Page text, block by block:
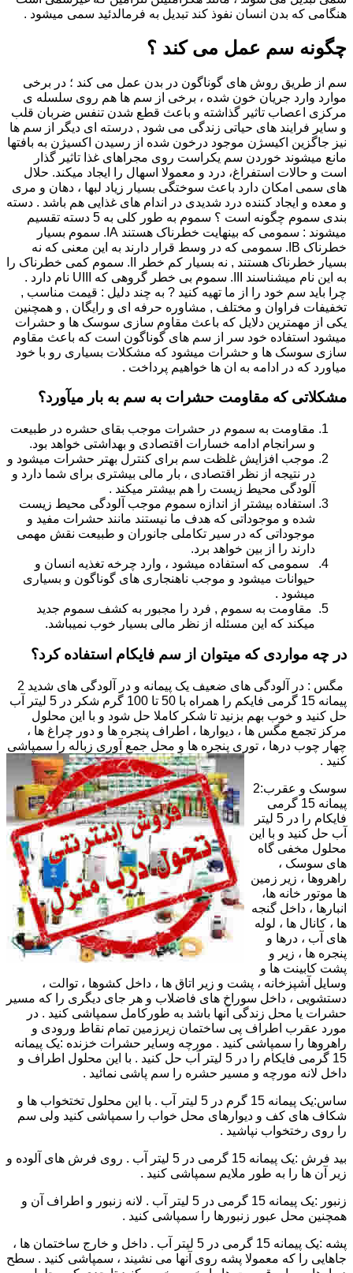
هنگامی که بدن انسان نفوذ کند تبدیل به فرمالدئید سمی میشود .
چگونه سم عمل می کند ؟
سم از طریق روش های گوناگون در بدن عمل می کند ؛ در برخی
موارد وارد جریان خون شده ، برخی از سم ها هم روی سلسله ی
مرکزی اعصاب تاثیر گذاشته و باعث قطع شدن تنفس ضربان قلب
و سایر فرایند های حیاتی زندگی می شود , درسته ای دیگر از سم ها
نیز جاگزین اکیسژن موجود درخون شده از رسیدن اکسیژن به بافتها
مانع میشوند خوردن سم یکراست روی مجراهای غذا تاثیر گذار
است و حالات استفراغ، درد و معمولا اسهال را ایجاد میکند. حلال
های سمی امکان دارد باعث سوختگی بسیار زیاد لبها ، دهان و مری
و معده و ایجاد کننده درد شدیدی در اندام های غذایی هم باشد . دسته
بندی سموم چگونه است ؟ سموم به طور کلی به 5 دسته تقسیم
میشوند : سمومی که بینهایت خطرناک هستند IA. سموم بسیار
خطرناک IB. سمومی که در وسط قرار دارند به این معنی که نه
بسیار خطرناک هستند , نه بسیار کم خطر II. سموم کمی خطرناک را
به این نام میشناسند III. سموم بی خطر گروهی که UIII نام دارد .
چرا باید سم خود را از ما تهیه کنید ? به چند دلیل : قیمت مناسب ,
تخفیفات فراوان و مختلف , مشاوره حرفه ای و رایگان , و همچنین
یکی از مهمترین دلایل که باعث مقاوم سازی سوسک ها و حشرات
میشود استفاده خود سر از سم های گوناگون است که باعث مقاوم
سازی سوسک ها و حشرات میشود که مشکلات بسیاری رو با خود
میاورد که در ادامه به ان ها خواهیم پرداخت .
مشکلاتی که مقاومت حشرات به سم به بار میآورد؟
مقاومت به سموم در حشرات موجب بقای حشره در طبیعت
و سرانجام ادامه خسارات اقتصادی و بهداشتی خواهد بود.
موجب افزایش غلظت سم برای کنترل بهتر حشرات میشود و
در نتیجه از نظر اقتصادی ، بار مالی بیشتری برای شما دارد و
آلودگی محیط زیست را هم بیشتر میکند .
استفاده بیشتر از اندازه سموم موجب آلودگی محیط زیست
شده و موجوداتی که هدف ما نیستند مانند حشرات مفید و
موجوداتی که در سیر تکاملی جانوران و طبیعت نقش مهمی
دارند را از بین خواهد برد.
سمومی که استفاده میشود ، وارد چرخه تغذیه انسان و
حیوانات میشود و موجب ناهنجاری های گوناگون و بسیاری
میشود .
مقاومت به سموم , فرد را مجبور به کشف سموم جدید
میکند که این مسئله از نظر مالی بسیار خوب نمیباشد.
در چه مواردی که میتوان از سم فایکام استفاده کرد؟
مگس : در آلودگی های ضعیف یک پیمانه و در آلودگی های شدید 2
پیمانه 15 گرمی فایکم را همراه با 50 تا 100 گرم شکر در 5 لیتر آب
حل کنید و خوب بهم بزنید تا شکر کاملا حل شود و با این محلول
مرکز تجمع مگس ها ، دیوارها ، اطراف پنجره ها و دور چراغ ها ،
چهار چوب درها ، توری پنجره ها و محل جمع آوری زباله را سمپاشی
کنید .
سوسک و عقرب:2
پیمانه 15 گرمی
فایکام را در 5 لیتر
آب حل کنید و با این
محلول مخفی گاه
های سوسک ،
راهروها ، زیر زمین
ها موتور خانه ها،
انبارها ، داخل گنجه
ها ، کانال ها ، لوله
های آب ، درها و
پنجره ها ، زیر و
پشت کابینت ها و
وسایل آشپزخانه ، پشت و زیر اتاق ها ، داخل کشوها ، توالت ،
دستشویی ، داخل سوراخ های فاضلاب و هر جای دیگری را که مسیر
حشرات یا محل زندگی آنها باشد به طورکامل سمپاشی کنید . در
مورد عقرب اطراف پی ساختمان زیرزمین تمام نقاط ورودی و
راهروها را سمپاشی کنید . مورچه وسایر حشرات خزنده :یک پیمانه
15 گرمی فایکام را در 5 لیتر آب حل کنید . با این محلول اطراف و
داخل لانه مورچه و مسیر حشره را سم پاشی نمائید .
ساس:یک پیمانه 15 گرم در 5 لیتر آب . با این محلول تختخواب ها و
شکاف های کف و دیوارهای محل خواب را سمپاشی کنید ولی سم
را روی رختخواب نپاشید .
بید فرش :یک پیمانه 15 گرمی در 5 لیتر آب . روی فرش های آلوده و
زیر آن ها را به طور ملایم سمپاشی کنید .
زنبور :یک پیمانه 15 گرمی در 5 لیتر آب . لانه زنبور و اطراف آن و
همچنین محل عبور زنبورها را سمپاشی کنید .
پشه :یک پیمانه 15 گرمی در 5 لیتر آب . داخل و خارج ساختمان ها ،
جاهایی را که معمولا پشه روی آنها می نشیند ، سمپاشی کنید . سطح